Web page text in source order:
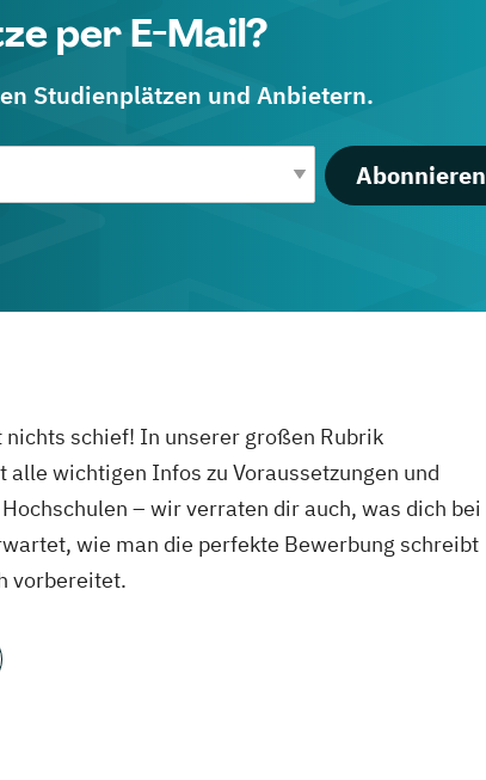
per E-Mail?
Studienplätzen und Anbietern.
Abonnieren
schief! In unserer großen Rubrik
wichtigen Infos zu Voraussetzungen und
– wir verraten dir auch, was dich bei
wie man die perfekte Bewerbung schreibt
vorbereitet.